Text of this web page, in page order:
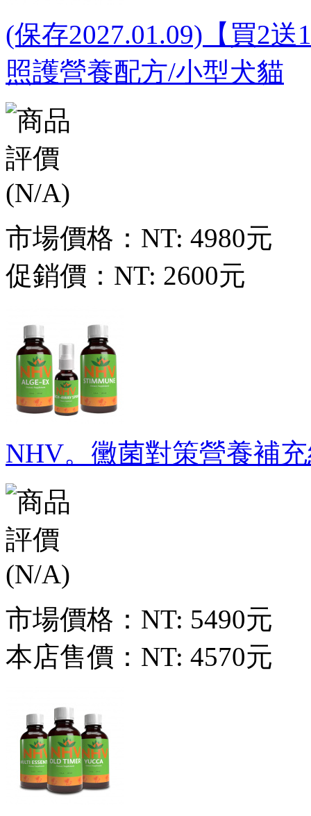
(保存2027.01.09)【買2
照護營養配方/小型犬貓
市場價格： NT: 4980元
促銷價： NT: 2600元
NHV。黴菌對策營養補
市場價格： NT: 5490元
本店售價： NT: 4570元